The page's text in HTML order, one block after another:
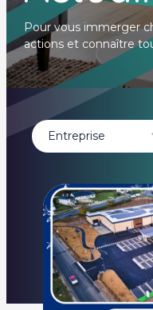
Pour vous immerger
actions et connaître
Entreprise
LIDL